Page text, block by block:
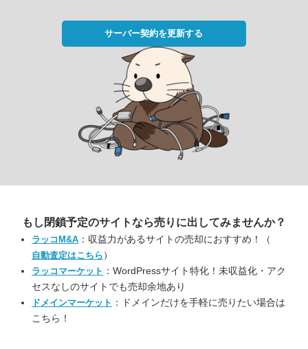
サーバー契約を更新する
もし閉鎖予定のサイトなら売りに出してみませんか？
ラッコM&A ：収益力があるサイトの売却におすすめ！（
自動査定はこちら ）
ラッコマーケット ：WordPressサイト特化！未収益化・アク
セスなしのサイトでも売却余地あり
ドメインマーケット ：ドメインだけを手軽に売りたい場合は
こちら！